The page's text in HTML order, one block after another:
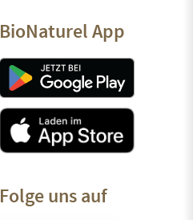
BioNaturel App
Folge uns auf